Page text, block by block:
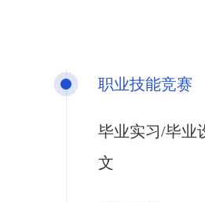
职业技能竞赛
毕业实习/毕业
文